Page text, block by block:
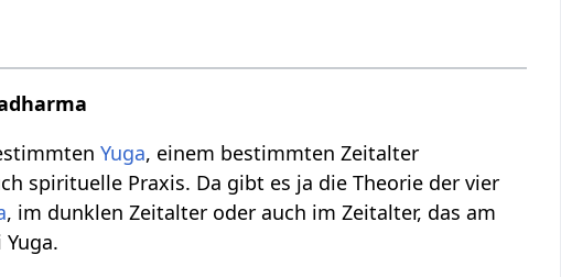
Yuga, einem bestimmten Zeitalter
spirituelle Praxis. Da gibt es ja die Theorie der vier
, im dunklen Zeitalter oder auch im Zeitalter, das am